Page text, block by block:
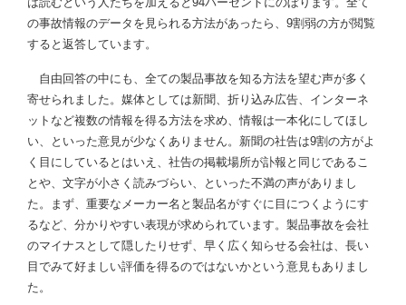
の事故情報のデータを見られる方法があったら、9割弱の方が閲覧
すると返答しています。
自由回答の中にも、全ての製品事故を知る方法を望む声が多く
寄せられました。媒体としては新聞、折り込み広告、インターネ
ットなど複数の情報を得る方法を求め、情報は一本化にしてほし
い、といった意見が少なくありません。新聞の社告は9割の方がよ
く目にしているとはいえ、社告の掲載場所が訃報と同じであるこ
とや、文字が小さく読みづらい、といった不満の声がありまし
た。まず、重要なメーカー名と製品名がすぐに目につくようにす
るなど、分かりやすい表現が求められています。製品事故を会社
のマイナスとして隠したりせず、早く広く知らせる会社は、長い
目でみて好ましい評価を得るのではないかという意見もありまし
た。